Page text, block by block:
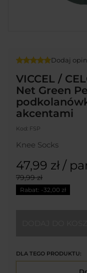
Dodaj
VICCEL /
Net Green
akcentami
Kod: FSP
Knee Socks
47,99 zł /
79,99 zł
Rabat: -32,00 zł
DLA TEGO PRODUKTU: